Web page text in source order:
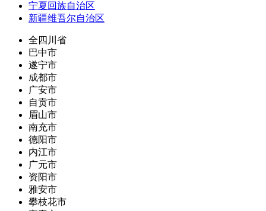
宁夏回族自治区
新疆维吾尔自治区
全四川省
巴中市
遂宁市
成都市
广安市
自贡市
眉山市
南充市
德阳市
内江市
广元市
资阳市
雅安市
攀枝花市